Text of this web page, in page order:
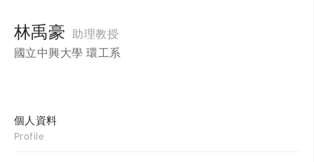
林禹豪 助理教授
國立中興大學 環工系
個人資料
Profile